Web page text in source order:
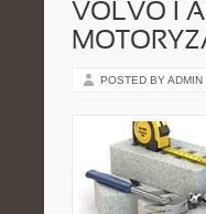
VOLVO I
POSTED BY ADMIN